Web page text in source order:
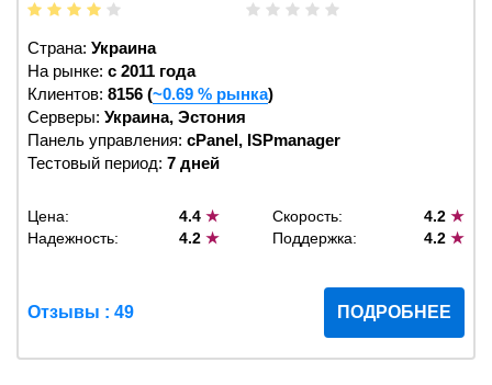
Страна: Украина
На рынке: c 2011 года
Клиентов: 8156 (~0.69 % рынка)
Серверы: Украина, Эстония
Панель управления: cPanel, ISPmanager
Тестовый период: 7 дней
Цена: 4.4★ Скорость: 4.2 ★
Надежность:
4.2★ Поддержка: 4.2 ★
Отзывы : 49 ПОДРОБНЕЕ